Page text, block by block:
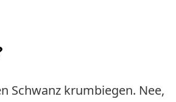
Schwanz krumbiegen. Nee,